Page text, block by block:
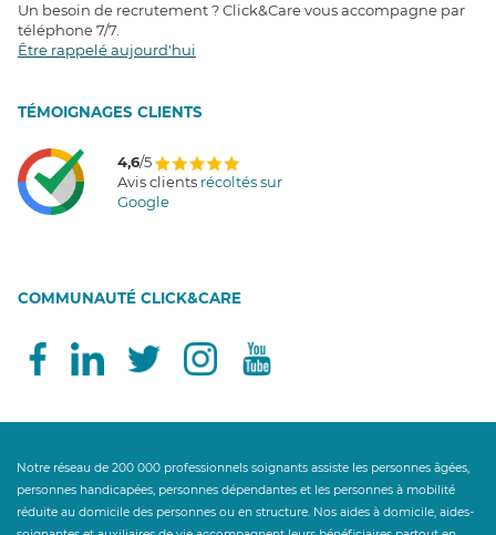
Un besoin de recrutement ? Click&Care vous accompagne par
téléphone 7/7
Être rappelé aujourd'hui
TÉMOIGNAGES CLIENTS
4,6/5
Avis clients récoltés sur
Google
COMMUNAUTÉ CLICK&CARE
Notre réseau de 200 000 professionnels soignants assiste les personnes âgées,
personnes handicapées, personnes dépendantes et les personnes à mobilité
réduite au domicile des personnes ou en structure. Nos aides à domicile, aides-